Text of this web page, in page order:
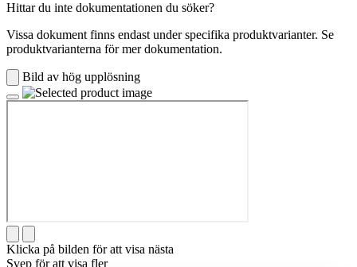
Hittar du inte dokumentationen du söker?
Vissa dokument finns endast under specifika produktvarianter. Se
produktvarianterna för mer dokumentation.
Bild av hög upplösning
Klicka på bilden för att visa nästa
Svep för att visa fler